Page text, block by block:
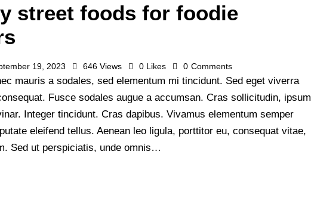
street foods for foodie
19, 2023 646 Views 0 Likes 0 Comments
mauris a sodales, sed elementum mi tincidunt. Sed eget viverra
Fusce sodales augue a accumsan. Cras sollicitudin, ipsum
Integer tincidunt. Cras dapibus. Vivamus elementum semper
eleifend tellus. Aenean leo ligula, porttitor eu, consequat vitae,
Sed ut perspiciatis, unde omnis…